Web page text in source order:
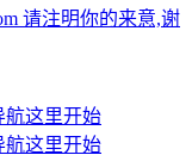
请注明你的来意,谢